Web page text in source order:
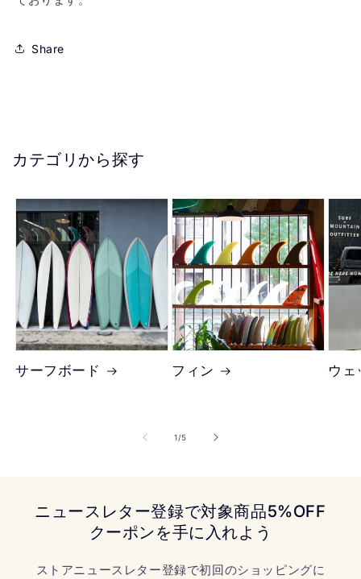
Share
カテゴリから探す
サーフボード フィン ウェ
1/の
5
ニュースレター登録で対象商品5%OFF
クーポンを手に入れよう
ストアニュースレター登録で初回のショッピングに